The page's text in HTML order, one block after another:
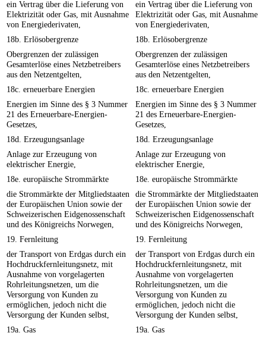
ein Vertrag über die Lieferung von
Elektrizität oder Gas, mit Ausnahme
von Energiederivaten,
ein Vertrag über die Lieferung von
Elektrizität oder Gas, mit Ausnahme
von Energiederivaten,
18b. Erlösobergrenze
18b. Erlösobergrenze
Obergrenzen der zulässigen
Gesamterlöse eines Netzbetreibers
aus den Netzentgelten,
Obergrenzen der zulässigen
Gesamterlöse eines Netzbetreibers
aus den Netzentgelten,
18c. erneuerbare Energien
18c. erneuerbare Energien
Energien im Sinne des § 3 Nummer
21 des Erneuerbare-Energien-
Gesetzes,
Energien im Sinne des § 3 Nummer
21 des Erneuerbare-Energien-
Gesetzes,
18d. Erzeugungsanlage
18d. Erzeugungsanlage
Anlage zur Erzeugung von
elektrischer Energie,
Anlage zur Erzeugung von
elektrischer Energie,
18e. europäische Strommärkte
18e. europäische Strommärkte
die Strommärkte der Mitgliedstaaten
der Europäischen Union sowie der
Schweizerischen Eidgenossenschaft
und des Königreichs Norwegen,
die Strommärkte der Mitgliedstaaten
der Europäischen Union sowie der
Schweizerischen Eidgenossenschaft
und des Königreichs Norwegen,
19. Fernleitung
19. Fernleitung
der Transport von Erdgas durch ein
Hochdruckfernleitungsnetz, mit
Ausnahme von vorgelagerten
Rohrleitungsnetzen, um die
Versorgung von Kunden zu
ermöglichen, jedoch nicht die
Versorgung der Kunden selbst,
der Transport von Erdgas durch ein
Hochdruckfernleitungsnetz, mit
Ausnahme von vorgelagerten
Rohrleitungsnetzen, um die
Versorgung von Kunden zu
ermöglichen, jedoch nicht die
Versorgung der Kunden selbst,
19a. Gas
19a. Gas